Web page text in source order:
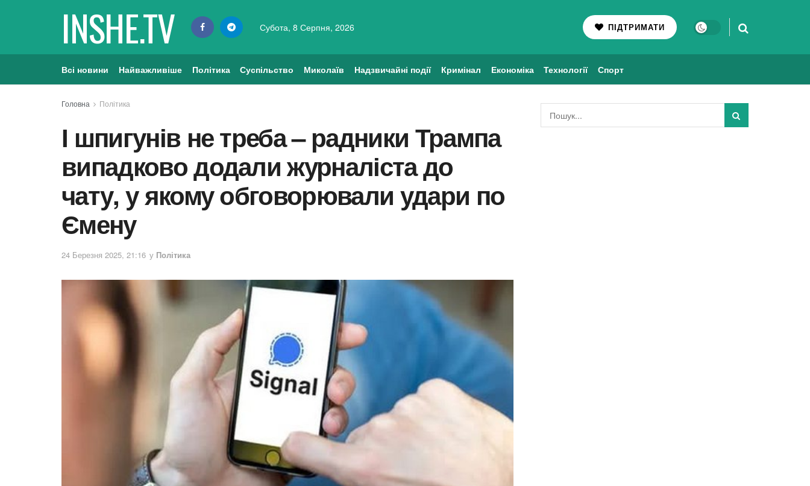
INSHE.TV Субота, 8 Серпня, 2026 ПІДТРИМАТИ
Всі новини Найважливіше Політика Суспільство Миколаїв Надзвичайні події Кримінал Економіка Технології Спорт
Головна Політика
І шпигунів не треба – радники Трампа
випадково додали журналіста до
чату, у якому обговорювали удари по
Ємену
24 Березня 2025, 21:16 у Політика